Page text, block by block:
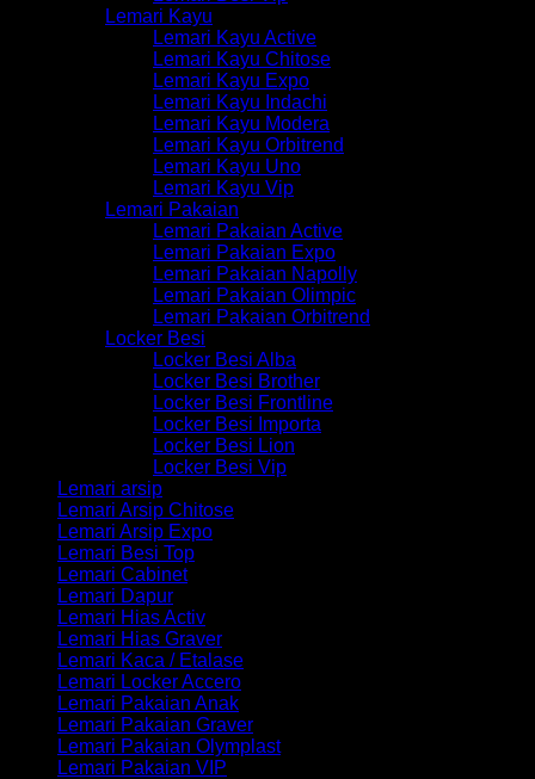
Lemari Kayu
Lemari Kayu Active
Lemari Kayu Chitose
Lemari Kayu Expo
Lemari Kayu Indachi
Lemari Kayu Modera
Lemari Kayu Orbitrend
Lemari Kayu Uno
Lemari Kayu Vip
Lemari Pakaian
Lemari Pakaian Active
Lemari Pakaian Expo
Lemari Pakaian Napolly
Lemari Pakaian Olimpic
Lemari Pakaian Orbitrend
Locker Besi
Locker Besi Alba
Locker Besi Brother
Locker Besi Frontline
Locker Besi Importa
Locker Besi Lion
Locker Besi Vip
Lemari arsip
Lemari Arsip Chitose
Lemari Arsip Expo
Lemari Besi Top
Lemari Cabinet
Lemari Dapur
Lemari Hias Activ
Lemari Hias Graver
Lemari Kaca / Etalase
Lemari Locker Accero
Lemari Pakaian Anak
Lemari Pakaian Graver
Lemari Pakaian Olymplast
Lemari Pakaian VIP